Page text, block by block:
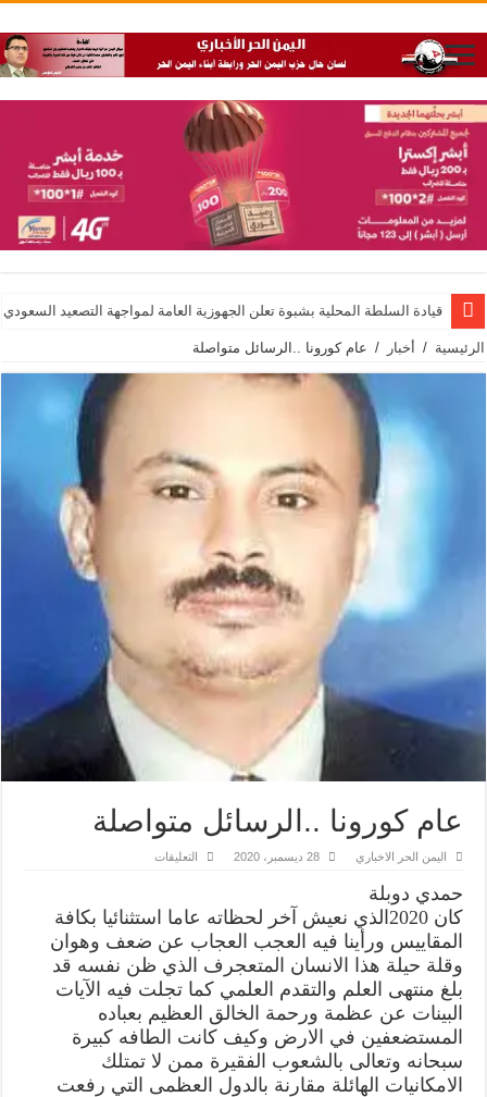
قيادة السلطة المحلية بشبوة تعلن الجهوزية العامة لمواجهة التصعيد السعودي
الرئيسية / أخبار / عام كورونا ..الرسائل متواصلة
عام كورونا ..الرسائل متواصلة
اليمن الحر الاخباري 28 ديسمبر، 2020 التعليقات
متواصلة
مغلقة
حمدي دوبلة
كان 2020الذي نعيش آخر لحظاته عاما استثنائيا بكافة
المقاييس ورأينا فيه العجب العجاب عن ضعف وهوان
وقلة حيلة هذا الانسان المتعجرف الذي ظن نفسه قد
بلغ منتهى العلم والتقدم العلمي كما تجلت فيه الآيات
البينات عن عظمة ورحمة الخالق العظيم بعباده
المستضعفين في الارض وكيف كانت الطافه كبيرة
سبحانه وتعالى بالشعوب الفقيرة ممن لا تمتلك
الامكانيات الهائلة مقارنة بالدول العظمى التي رفعت